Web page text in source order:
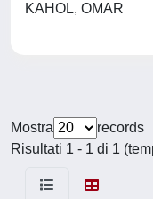
KAHOL, OMAR
Mostra
records
Risultati 1 - 1 di 1